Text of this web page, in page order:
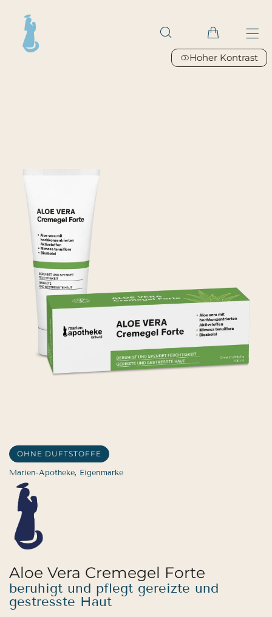
Hoher Kontrast
OHNE DUFTSTOFFE
Marien-Apotheke, Eigenmarke
Aloe Vera Cremegel Forte
beruhigt und pflegt gereizte und
gestresste Haut